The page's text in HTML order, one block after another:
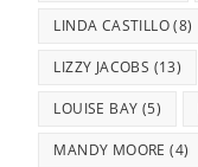
LINDA CASTILLO(8)
LIZZY JACOBS (13)
LOUISE BAY (5)
MANDY MOORE (4)